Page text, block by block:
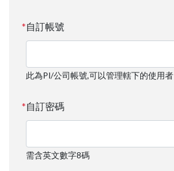
自訂帳號
此為PI/公司帳號,可以管理轄下的使用者
自訂密碼
需含英文數字8碼